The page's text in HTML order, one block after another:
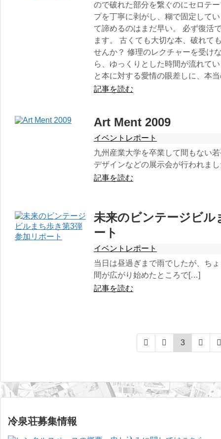
ので破れた部分を繋ぐのにセロテ
プを丁寧に剥がし、糊で固定して
て諦めるのはまだ早い。 必ず復活
ます。 古くても大切な本、破れて
せんか？ 修理のレクチャーを受け
ら、ゆっくりとした時間が流れて
と本に対する愛情の眼差しに、本
記事を読む
Art Ment 2009
イベントレポート
九州産業大学を卒業して間もない
デザインなどの展示会が行われま
記事を読む
未来のビンテージビル
ート
イベントレポート
当日は昼過ぎまで雨でしたが、ち
間が広がり始めたところで[…]
記事を読む
3
冷泉荘募集情報